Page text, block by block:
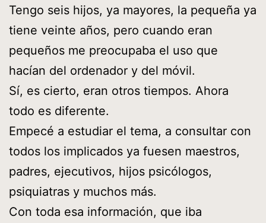
Tengo seis hijos, ya mayores, la pequeña ya
tiene veinte años, pero cuando eran
pequeños me preocupaba el uso que
hacían del ordenador y del móvil.
Sí, es cierto, eran otros tiempos. Ahora
todo es diferente.
Empecé a estudiar el tema, a consultar con
todos los implicados ya fuesen maestros,
padres, ejecutivos, hijos psicólogos,
psiquiatras y muchos más.
Con toda esa información, que iba